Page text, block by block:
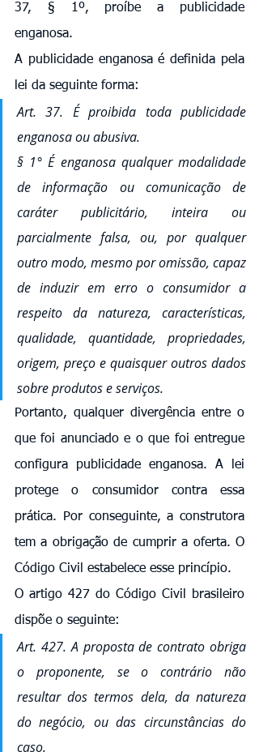
37, § 1º, proíbe a publicidade
enganosa.
A publicidade enganosa é definida pela
lei da seguinte forma:
Art. 37. É proibida toda publicidade
enganosa ou abusiva.
§ 1° É enganosa qualquer modalidade
de informação ou comunicação de
caráter publicitário, inteira ou
parcialmente falsa, ou, por qualquer
outro modo, mesmo por omissão, capaz
de induzir em erro o consumidor a
respeito da natureza, características,
qualidade, quantidade, propriedades,
origem, preço e quaisquer outros dados
sobre produtos e serviços.
Portanto, qualquer divergência entre o
que foi anunciado e o que foi entregue
configura publicidade enganosa. A lei
protege o consumidor contra essa
prática. Por conseguinte, a construtora
tem a obrigação de cumprir a oferta. O
Código Civil estabelece esse princípio.
O artigo 427 do Código Civil brasileiro
dispõe o seguinte:
Art. 427. A proposta de contrato obriga
o proponente, se o contrário não
resultar dos termos dela, da natureza
do negócio, ou das circunstâncias do
caso.